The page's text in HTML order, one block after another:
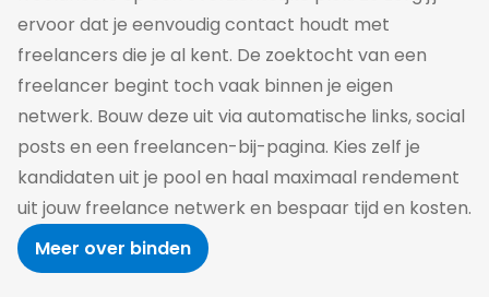
ervoor dat je eenvoudig contact houdt met
freelancers die je al kent. De zoektocht van een
freelancer begint toch vaak binnen je eigen
netwerk. Bouw deze uit via automatische links, social
posts en een freelancen-bij-pagina. Kies zelf je
kandidaten uit je pool en haal maximaal rendement
uit jouw freelance netwerk en bespaar tijd en kosten.
Meer over binden